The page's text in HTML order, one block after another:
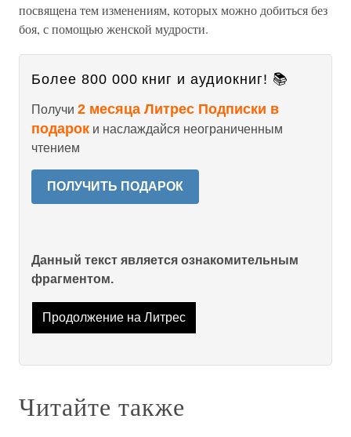
посвящена тем изменениям, которых можно добиться без
боя, с помощью женской мудрости.
Более 800 000 книг и аудиокниг! 📚
Получи 2 месяца Литрес Подписки в
подарок и наслаждайся неограниченным
чтением
ПОЛУЧИТЬ ПОДАРОК
Данный текст является ознакомительным
фрагментом.
Продолжение на Литрес
Читайте также